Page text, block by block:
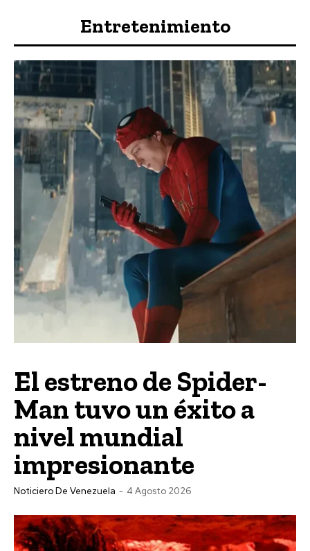
Entretenimiento
El estreno de Spider-
Man tuvo un éxito a
nivel mundial
impresionante
Noticiero De Venezuela - 4 Agosto 2026